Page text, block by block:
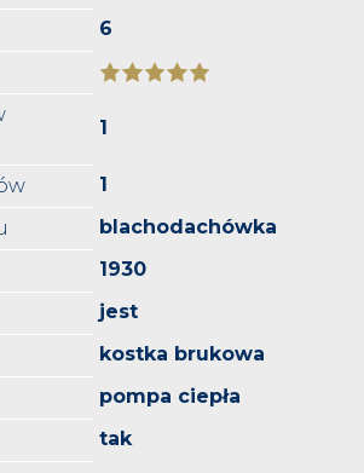
6
1
1
blachodachówka
1930
jest
kostka brukowa
pompa ciepła
tak